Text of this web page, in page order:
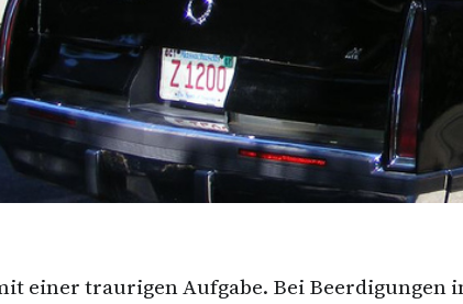
einer traurigen Aufgabe. Bei Beerdigungen